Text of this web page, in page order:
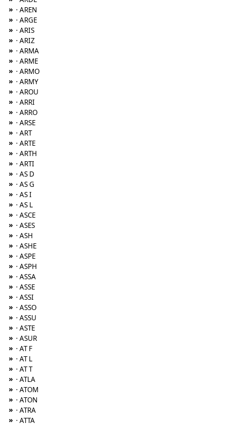
» · AREN
» · ARGE
» · ARIS
» · ARIZ
» · ARMA
» · ARME
» · ARMO
» · ARMY
» · AROU
» · ARRI
» · ARRO
» · ARSE
» · ART
» · ARTE
» · ARTH
» · ARTI
» · AS D
» · AS G
» · AS I
» · AS L
» · ASCE
» · ASES
» · ASH
» · ASHE
» · ASPE
» · ASPH
» · ASSA
» · ASSE
» · ASSI
» · ASSO
» · ASSU
» · ASTE
» · ASUR
» · AT F
» · AT L
» · AT T
» · ATLA
» · ATOM
» · ATON
» · ATRA
» · ATTA